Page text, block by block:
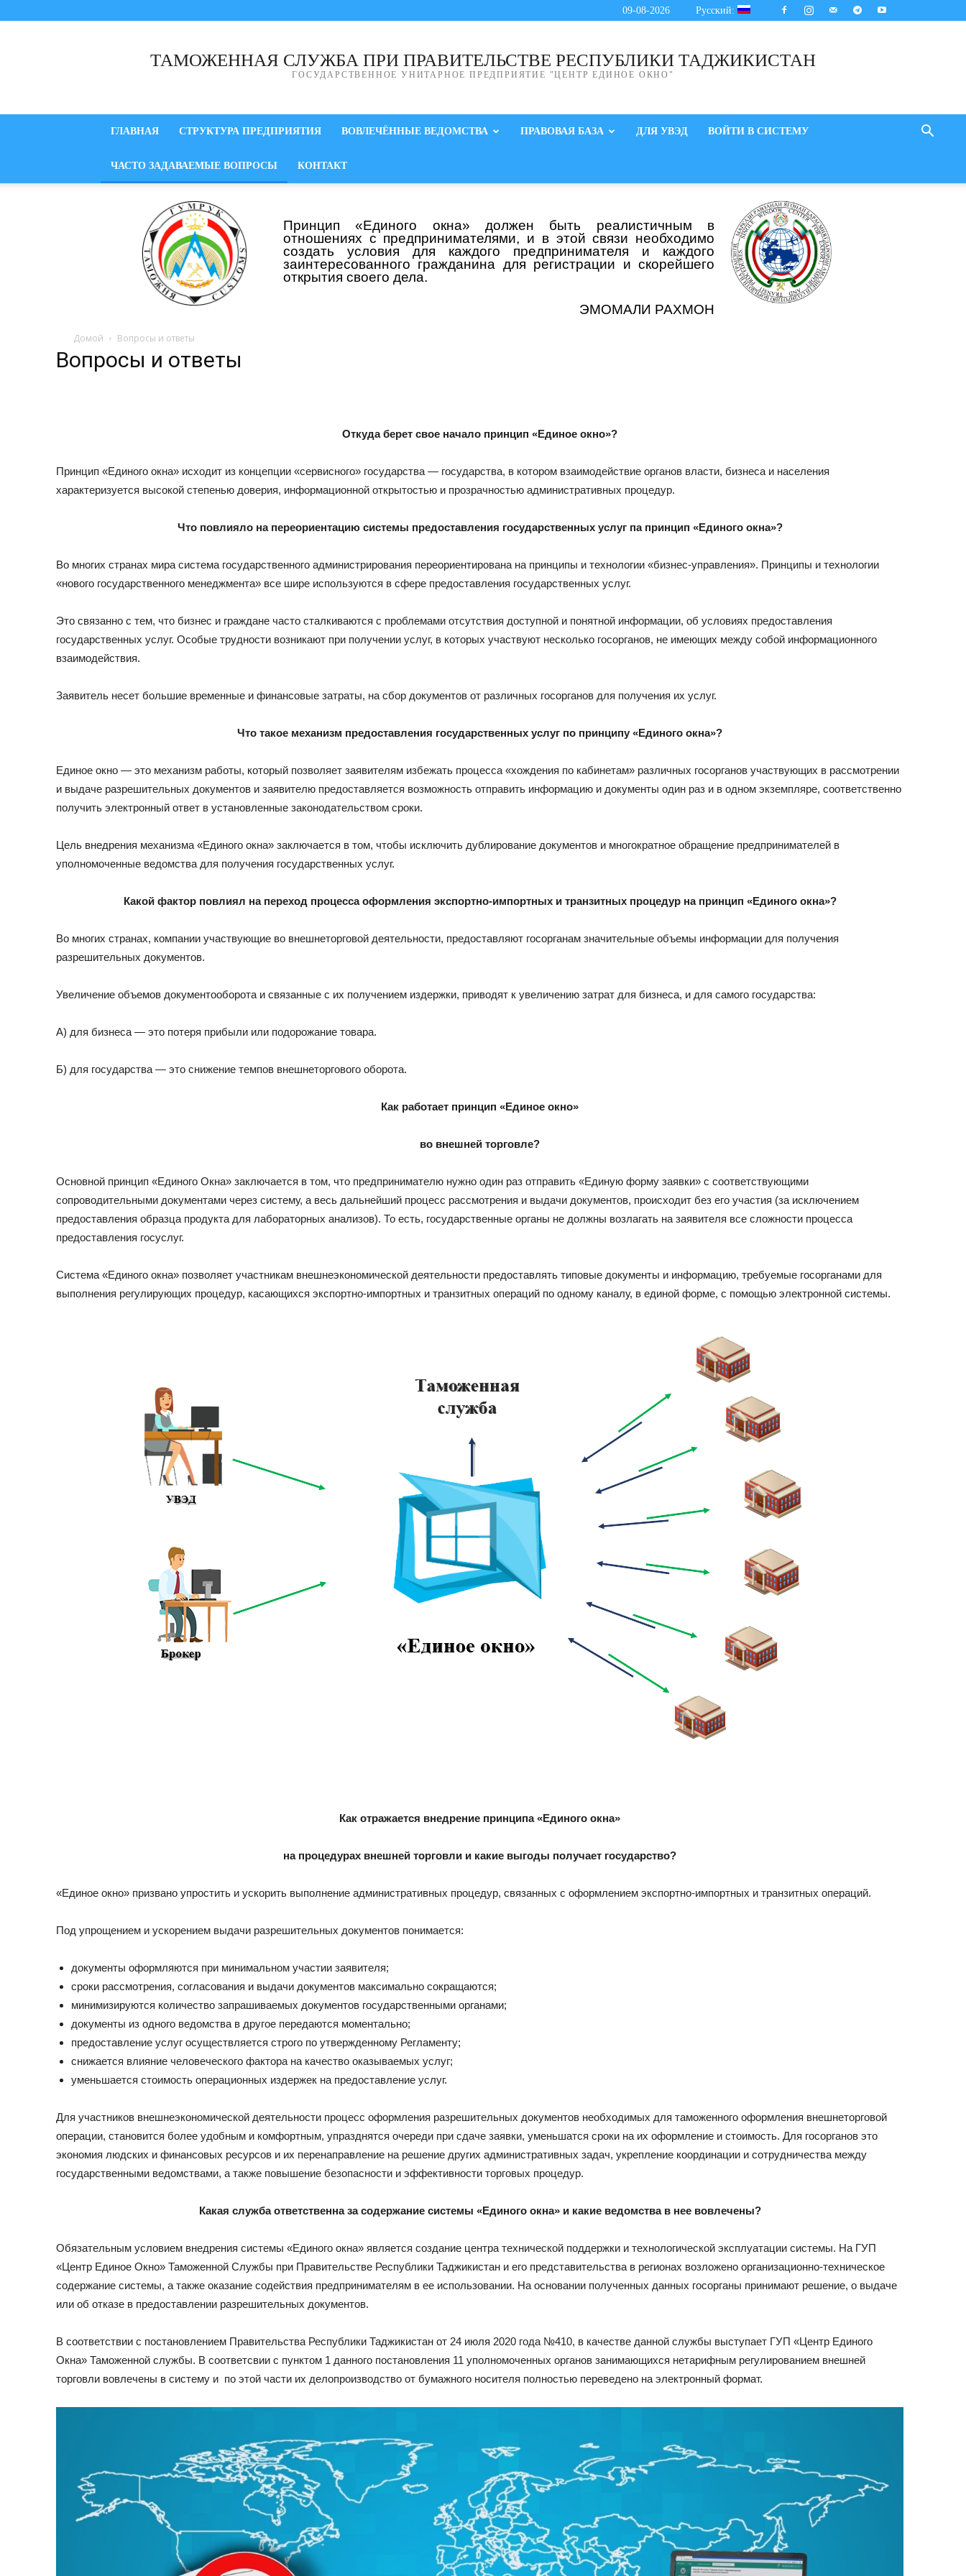
09-08-2026 Русский:
ТАМОЖЕННАЯ СЛУЖБА ПРИ ПРАВИТЕЛЬСТВЕ РЕСПУБЛИКИ ТАДЖИКИСТАН
ГОСУДАРСТВЕННОЕ УНИТАРНОЕ ПРЕДПРИЯТИЕ "ЦЕНТР ЕДИНОЕ ОКНО"
ГЛАВНАЯ СТРУКТУРА ПРЕДПРИЯТИЯ ВОВЛЕЧЁННЫЕ ВЕДОМСТВА ПРАВОВАЯ БАЗА ДЛЯ УВЭД ВОЙТИ В СИСТЕМУ
ЧАСТО ЗАДАВАЕМЫЕ ВОПРОСЫ КОНТАКТ
Принцип «Единого окна» должен быть реалистичным в
отношениях с предпринимателями, и в этой связи необходимо
создать условия для каждого предпринимателя и каждого
заинтересованного гражданина для регистрации и скорейшего
открытия своего дела.
ЭМОМАЛИ РАХМОН
Домой Вопросы и ответы
Вопросы и ответы
Откуда берет свое начало принцип «Единое окно»?
Принцип «Единого окна» исходит из концепции «сервисного» государства — государства, в котором взаимодействие органов власти, бизнеса и населения
характеризуется высокой степенью доверия, информационной открытостью и прозрачностью административных процедур.
Что повлияло на переориентацию системы предоставления государственных услуг па принцип «Единогоокна»?
Во многих странах мира система государственного администрирования переориентирована на принципы и технологии «бизнес-управления». Принципы и технологии
«нового государственного менеджмента» все шире используются в сфере предоставления государственных услуг.
Это связанно с тем, что бизнес и граждане часто сталкиваются с проблемами отсутствия доступной и понятной информации, об условиях предоставления
государственных услуг. Особые трудности возникают при получении услуг, в которых участвуют несколько госорганов, не имеющих между собой информационного
взаимодействия.
Заявитель несет большие временные и финансовые затраты, на сбор документов от различных госорганов для получения их услуг.
Что такое механизм предоставления государственных услуг по принципу «Единого окна»?
Единое окно — это механизм работы, который позволяет заявителям избежать процесса «хождения по кабинетам» различных госорганов участвующих в рассмотрении
и выдаче разрешительных документов и заявителю предоставляется возможность отправить информацию и документы один раз и в одном экземпляре, соответственно
получить электронный ответ в установленные законодательством сроки.
Цель внедрения механизма «Единого окна» заключается в том, чтобы исключить дублирование документов и многократное обращение предпринимателей в
уполномоченные ведомства для получения государственных услуг.
Какой фактор повлиял на переход процесса оформления экспортно-импортных и транзитных процедур на принцип «Единогоокна»?
Во многих странах, компании участвующие во внешнеторговой деятельности, предоставляют госорганам значительные объемы информации для получения
разрешительных документов.
Увеличение объемов документооборота и связанные с их получением издержки, приводят к увеличению затрат для бизнеса, и для самого государства:
А) для бизнеса — это потеря прибыли или подорожание товара.
Б) для государства — это снижение темпов внешнеторгового оборота.
Как работает принцип «Единое окно»
во внешней торговле?
Основной принцип «Единого Окна» заключается в том, что предпринимателю нужно один раз отправить «Единую форму заявки» с соответствующими
сопроводительными документами через систему, а весь дальнейший процесс рассмотрения и выдачи документов, происходит без его участия (за исключением
предоставления образца продукта для лабораторных анализов). То есть, государственные органы не должны возлагать на заявителя все сложности процесса
предоставления госуслуг.
Система «Единого окна» позволяет участникам внешнеэкономической деятельности предоставлять типовые документы и информацию, требуемые госорганами для
выполнения регулирующих процедур, касающихся экспортно-импортных и транзитных операций по одному каналу, в единой форме, с помощью электронной системы.
Как отражается внедрение принципа «Единого окна»
на процедурах внешней торговли и какие выгоды получает государство?
«Единое окно» призвано упростить и ускорить выполнение административных процедур, связанных с оформлением экспортно-импортных и транзитных операций.
Под упрощением и ускорением выдачи разрешительных документов понимается:
документы оформляются при минимальном участии заявителя;
сроки рассмотрения, согласования и выдачи документов максимально сокращаются;
минимизируются количество запрашиваемых документов государственными органами;
документы из одного ведомства в другое передаются моментально;
предоставление услуг осуществляется строго по утвержденному Регламенту;
снижается влияние человеческого фактора на качество оказываемых услуг;
уменьшается стоимость операционных издержек на предоставление услуг.
Для участников внешнеэкономической деятельности процесс оформления разрешительных документов необходимых для таможенного оформления внешнеторговой
операции, становится более удобным и комфортным, упразднятся очереди при сдаче заявки, уменьшатся сроки на их оформление и стоимость. Для госорганов это
экономия людских и финансовых ресурсов и их перенаправление на решение других административных задач, укрепление координации и сотрудничества между
государственными ведомствами, а также повышение безопасности и эффективности торговых процедур.
Какая служба ответственна за содержание системы «Единого окна» и какие ведомства в нее вовлечены?
Обязательным условием внедрения системы «Единого окна» является создание центра технической поддержки и технологической эксплуатации системы. На ГУП
«Центр Единое Окно» Таможенной Службы при Правительстве Республики Таджикистан и его представительства в регионах возложено организационно-техническое
содержание системы, а также оказание содействия предпринимателям в ее использовании. На основании полученных данных госорганы принимают решение, о выдаче
или об отказе в предоставлении разрешительных документов.
В соответствии с постановлением Правительства Республики Таджикистан от 24 июля 2020 года №410, в качестве данной службы выступает ГУП «Центр Единого
Окна» Таможенной службы. В соответсвии с пунктом 1 данного постановления 11 уполномоченных органов занимающихся нетарифным регулированием внешней
торговли вовлечены в систему и по этой части их делопроизводство от бумажного носителя полностью переведено на электронный формат.